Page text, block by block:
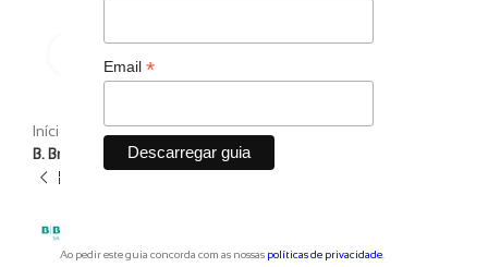
Email *
Ao pedir este guia concorda com as nossas políticas de privacidade
Início Consumíveis Suturas
Absorvíveis
B. Braun Novosyn Violet 4/0